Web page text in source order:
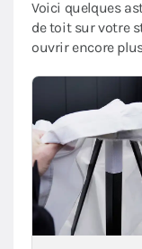
Voici quelques
de toit sur votre
ouvrir encore